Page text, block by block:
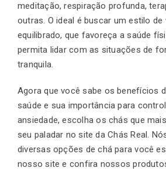
meditação, respiração profunda,
outras. O ideal é buscar um estilo de
equilibrado, que favoreça a saúde
permita lidar com as situações de
tranquila.
Agora que você sabe os benefícios
saúde e sua importância para
ansiedade, escolha os chás que
seu paladar no site da Chás Real.
diversas opções de chá para você
nosso site e confira nossos